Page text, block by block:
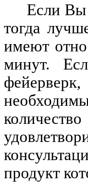
Если Вы
тогда
имеют
минут.
продукт